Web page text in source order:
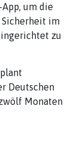
um die
Sicherheit im
zu
Deutschen
Monaten